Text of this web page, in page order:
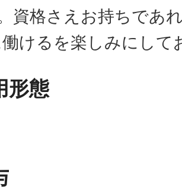
資格さえお持ちであ
けるを楽しみにして
形態